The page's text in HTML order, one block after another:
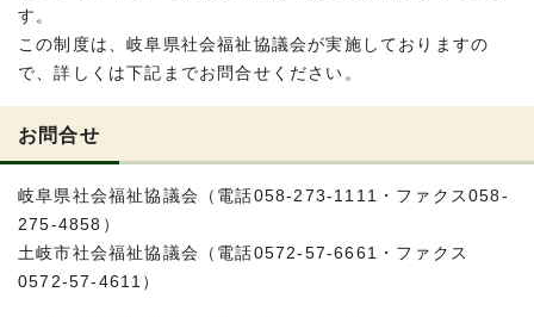
す。
この制度は、岐阜県社会福祉協議会が実施しておりますの
で、詳しくは下記までお問合せください。
お問合せ
岐阜県社会福祉協議会（電話058-273-1111・ファクス058-
275-4858）
土岐市社会福祉協議会（電話0572-57-6661・ファクス
0572-57-4611）